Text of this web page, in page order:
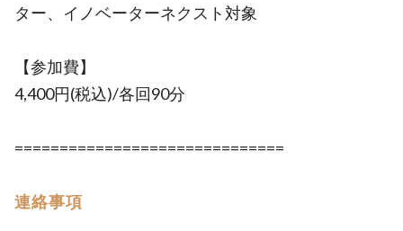
ター、イノベーターネクスト対象
【参加費】
4,400円(税込)/各回90分
==============================
連絡事項